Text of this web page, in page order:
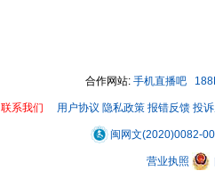
合作网站: 手机直播吧
联系我们 用户协议 隐私政策 报错反馈 投
闽网文(2020)0082-
营业执照